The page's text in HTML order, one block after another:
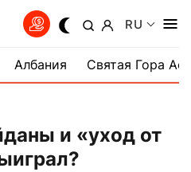
RU
Албания Святая Гора
и «уход от